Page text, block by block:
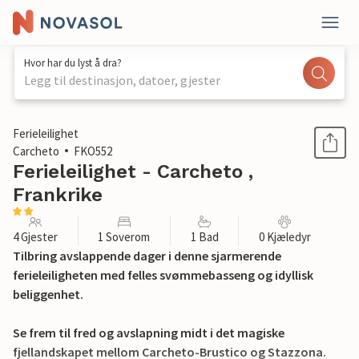
Hvor har du lyst å dra?
Legg til destinasjon, datoer, gjester
1 / 18
Ferieleilighet
Carcheto
FKO552
Ferieleilighet - Carcheto ,
Frankrike
4 Gjester 1 Soverom 1 Bad 0 Kjæledyr
Tilbring avslappende dager i denne sjarmerende
ferieleiligheten med felles svømmebasseng og idyllisk
beliggenhet.
Se frem til fred og avslapning midt i det magiske
fjellandskapet mellom Carcheto-Brustico og Stazzona.